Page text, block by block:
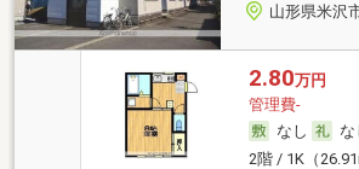
山形県米沢
2.80万円
管理費-
なし
な
2階 / 1K（